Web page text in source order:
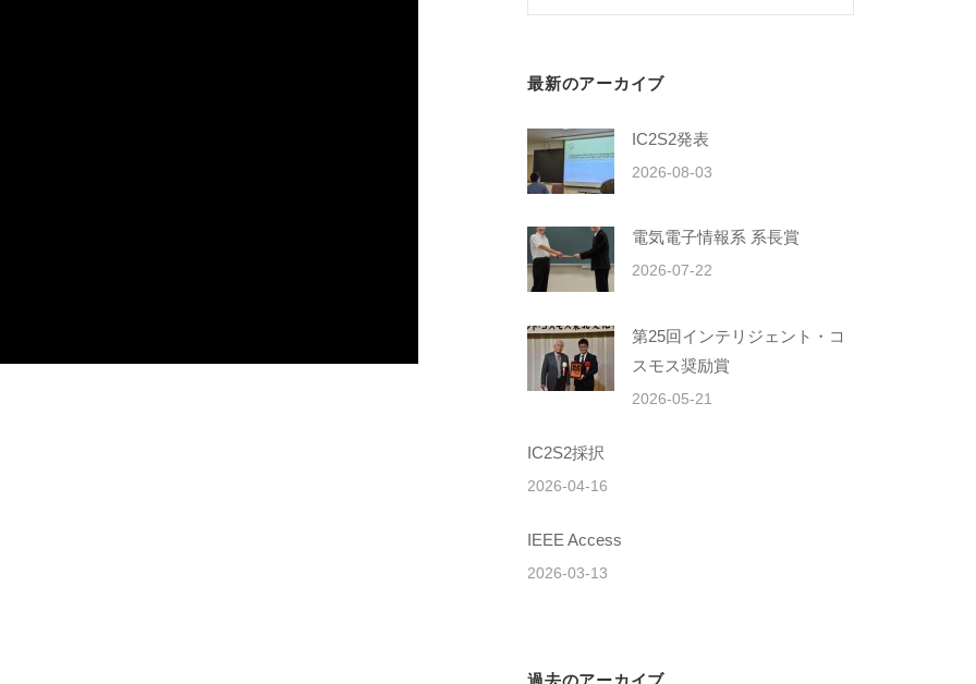
最新のアーカイブ
IC2S2発表
2026-08-03
電気電子情報系 系長賞
2026-07-22
第25回インテリジェント・コ
スモス奨励賞
2026-05-21
IC2S2採択
2026-04-16
IEEE Access
2026-03-13